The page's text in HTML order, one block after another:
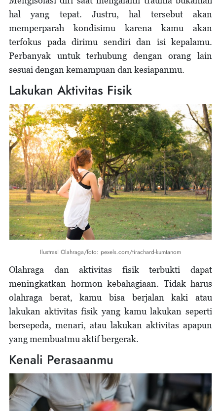
hal yang tepat. Justru, hal tersebut akan
memperparah kondisimu karena kamu akan
terfokus pada dirimu sendiri dan isi kepalamu.
Perbanyak untuk terhubung dengan orang lain
sesuai dengan kemampuan dan kesiapanmu.
Lakukan Aktivitas Fisik
Ilustrasi Olahraga/foto: pexels.com/tirachard-kumtanom
Olahraga dan aktivitas fisik terbukti dapat
meningkatkan hormon kebahagiaan. Tidak harus
olahraga berat, kamu bisa berjalan kaki atau
lakukan aktivitas fisik yang kamu lakukan seperti
bersepeda, menari, atau lakukan aktivitas apapun
yang membuatmu aktif bergerak.
Kenali Perasaanmu